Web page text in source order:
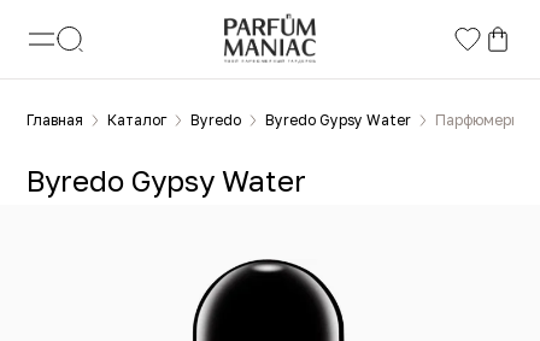
Главная Каталог Byredo Byredo Gypsy Water Парфюмерная
Byredo Gypsy Water